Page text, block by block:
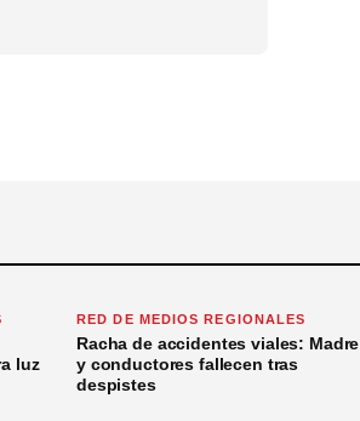
luz
RED DE MEDIOS REGIONALES
Racha de accidentes viales: Madre
y conductores fallecen tras
despistes